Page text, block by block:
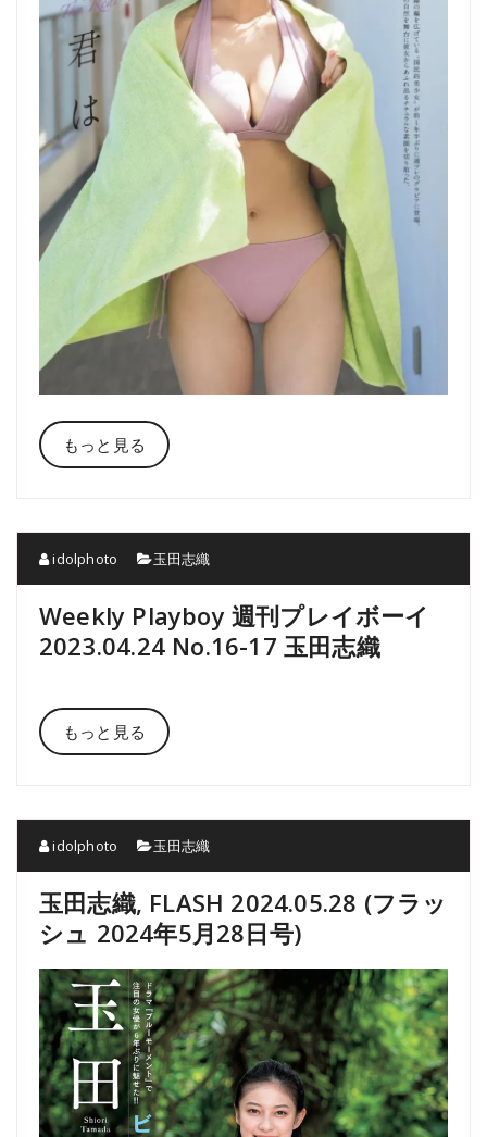
もっと見る
idolphoto 玉田志織
Weekly Playboy 週刊プレイボーイ
2023.04.24 No.16-17 玉田志織
もっと見る
idolphoto 玉田志織
玉田志織, FLASH 2024.05.28 (フラッ
シュ 2024年5月28日号)